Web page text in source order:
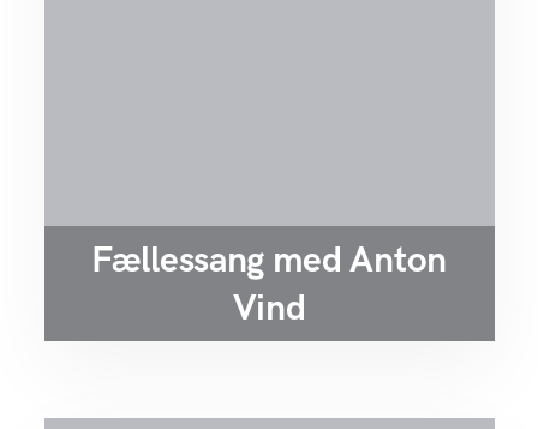
Fællessang med Anton
Vind